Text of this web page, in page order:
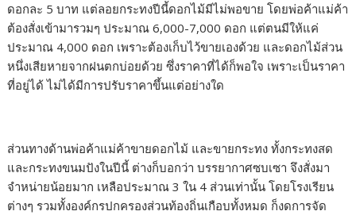
ดอกละ 5 บาท แต่ลอยกระทงปีนี้ดอกไม้มีไม่พอขาย โดยพ่อค้าแม่ค้า
ต้องสั่งเข้ามารวมๆ ประมาณ 6,000-7,000 ดอก แต่ตนมีให้แค่
ประมาณ 4,000 ดอก เพราะต้องเก็บไว้ขายเองด้วย และดอกไม้ส่วน
หนึ่งเสียหายจากฝนตกบ่อยด้วย ซึ่งราคาที่ได้ก็พอใจ เพราะเป็นราคา
ที่อยู่ได้ ไม่ได้มีการปรับราคาขึ้นแต่อย่างใด
ส่วนทางด้านพ่อค้าแม่ค้าขายดอกไม้ และขายกระทง ทั้งกระทงสด
และกระทงขนมปังในปีนี้ ต่างก็บอกว่า บรรยากาศซบเซา จึงสั่งมา
จำหน่ายน้อยมาก เหลือประมาณ 3 ใน 4 ส่วนเท่านั้น โดยโรงเรียน
ต่างๆ รวมทั้งองค์กรปกครองส่วนท้องถิ่นเกือบทั้งหมด ก็งดการจัด